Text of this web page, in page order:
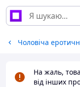
Чоловіча
На жаль,
від інших